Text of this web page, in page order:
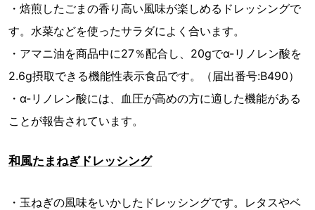
・焙煎したごまの香り高い風味が楽しめるドレッシングで
す。水菜などを使ったサラダによく合います。
・アマニ油を商品中に27％配合し、20gでα-リノレン酸を
2.6g摂取できる機能性表示食品です。（届出番号:B490）
・α-リノレン酸には、血圧が高めの方に適した機能がある
ことが報告されています。
和風たまねぎドレッシング
・玉ねぎの風味をいかしたドレッシングです。レタスやベ